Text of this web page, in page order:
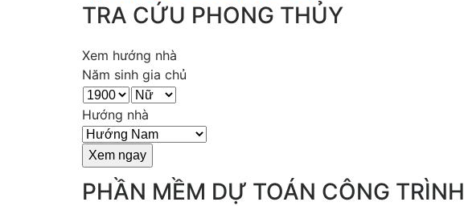
TRA CỨU PHONG THỦY
Xem hướng nhà
Năm sinh gia chủ
Hướng nhà
PHẦN MỀM DỰ TOÁN CÔNG TRÌNH